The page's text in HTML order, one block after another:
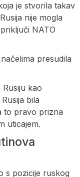
je stvorila takav
nije mogla
NATO
presudila
kao
bila
to pravo prizna
uticajem.
s pozicije ruskog